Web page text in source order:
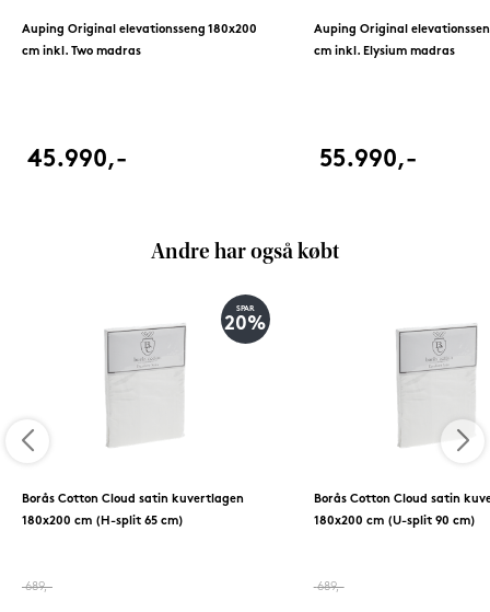
Auping Original elevationsseng 180x200
cm inkl. Two madras
45.990,-
Auping Original
cm inkl. Elysium madras
55.990,-
Andre har også købt
SPAR
20%
Borås Cotton Cloud satin kuvertlagen
180x200 cm (H-split 65 cm)
689,-
Borås Cotton Cloud satin
180x200 cm (U-split 90 cm)
689,-